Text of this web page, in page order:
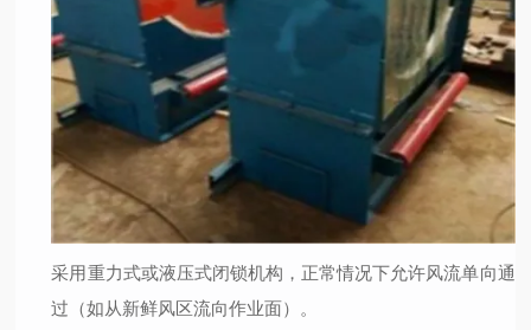
采用重力式或液压式闭锁机构，正常情况下允许风流单向通
过（如从新鲜风区流向作业面）。